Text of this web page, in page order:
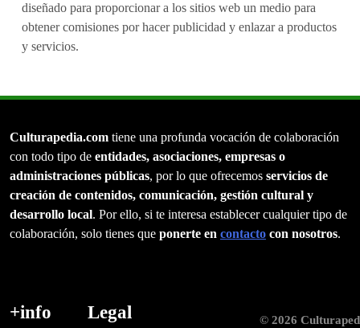
diseñado para proporcionar a los sitios web un medio para
obtener comisiones por hacer publicidad y enlazar a productos
y servicios.
Culturapedia.com tiene una profunda vocación de colaboración
con todo tipo de entidades, asociaciones, empresas o
administraciones públicas, por lo que ofrecemos servicios de
creación de contenidos, comunicación, gestión cultural y
desarrollo local. Por ello, si te interesa establecer cualquier tipo de
colaboración, solo tienes que ponerte en contacto con nosotros.
+info Legal
© 2026